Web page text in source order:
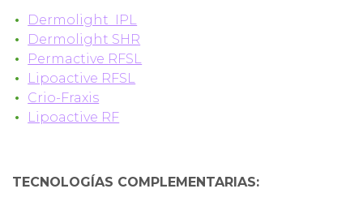
Dermolight IPL
Dermolight SHR
Permactive RFSL
Lipoactive RFSL
Crio-Fraxis
Lipoactive RF
TECNOLOGÍAS COMPLEMENTARIAS: